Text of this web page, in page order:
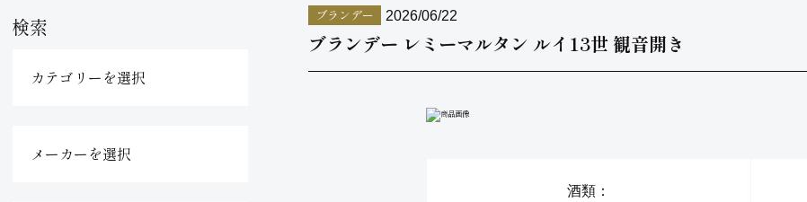
検索 ブランデー 2026/06/22
ブランデー レミーマルタン ルイ13世 観音開き
酒類：